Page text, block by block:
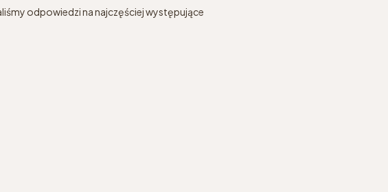
odpowiedzi na najczęściej występujące